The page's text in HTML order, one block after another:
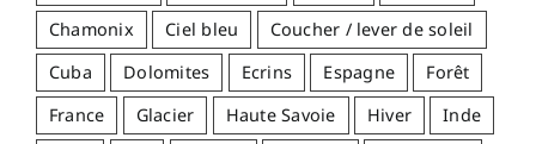
Chamonix
Ciel bleu
Coucher / lever de soleil
Cuba
Dolomites Ecrins Espagne
Forêt
France
Glacier Haute Savoie Hiver
Inde